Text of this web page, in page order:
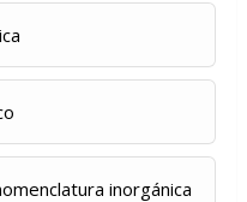
inorgánica